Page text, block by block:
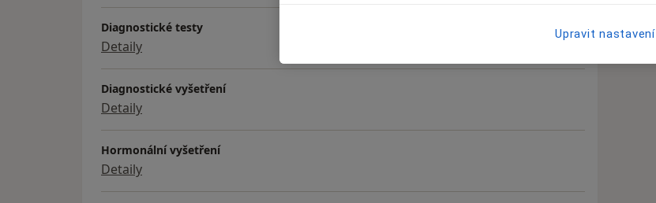
Diagnostické testy
Detaily
Diagnostické vyšetření
Detaily
Hormonální vyšetření
Detaily
Upravit nastavení